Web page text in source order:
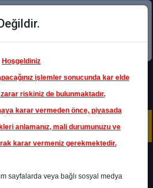
indirin!
Hoşgeldiniz
işlemler sonucunda kar elde
riskiniz de bulunmaktadır.
karar vermeden önce, piyasada
anlamanız, mali durumunuzu ve
karar vermeniz gerekmektedir.
sayfalarda veya bağlı sosyal medya